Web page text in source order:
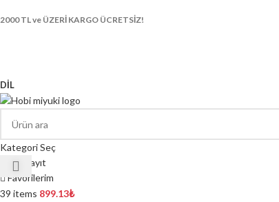
2000 TL ve ÜZERİ KARGO ÜCRETSİZ!
DIL
Kategori Seç
Giriş/Kayıt
Favorilerim
39 items 899.13₺